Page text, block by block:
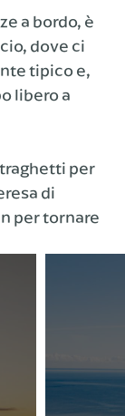
a bordo, è
dove ci
tipico e,
libero a
per
di
per tornare